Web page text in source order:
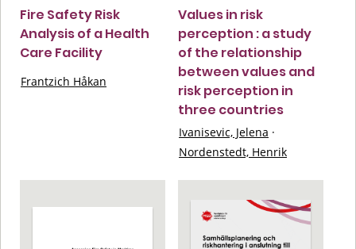
Fire Safety Risk
Analysis of a Health
Care Facility
Frantzich Håkan
Values in risk
perception : a study
of the relationship
between values and
risk perception in
three countries
Ivanisevic, Jelena ·
Nordenstedt, Henrik